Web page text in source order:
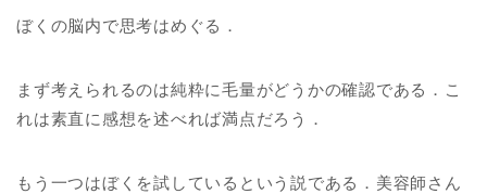
ぼくの脳内で思考はめぐる．
まず考えられるのは純粋に毛量がどうかの確認である．こ
れは素直に感想を述べれば満点だろう．
もう一つはぼくを試しているという説である．美容師さん